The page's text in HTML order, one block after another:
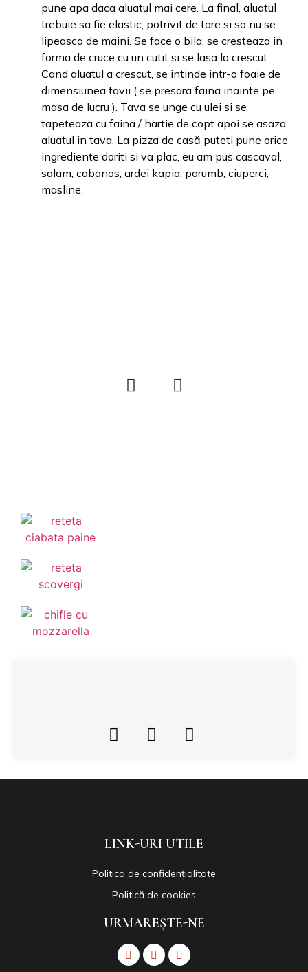
pune apa daca aluatul mai cere. La final, aluatul
trebuie sa fie elastic, potrivit de tare si sa nu se
lipeasca de maini. Se face o bila, se cresteaza in
forma de cruce cu un cutit si se lasa la crescut.
Cand aluatul a crescut, se intinde intr-o foaie de
dimensiunea tavii ( se presara faina inainte pe
masa de lucru ). Tava se unge cu ulei si se
tapeteaza cu faina / hartie de copt apoi se asaza
aluatul in tava. La pizza de casă puteti pune orice
ingrediente doriti si va plac, eu am pus cascaval,
salam, cabanos, ardei kapia, porumb, ciuperci,
masline.
LINK-URI UTILE
Politica de confidențialitate
Politică de cookies
URMAREȘTE-NE